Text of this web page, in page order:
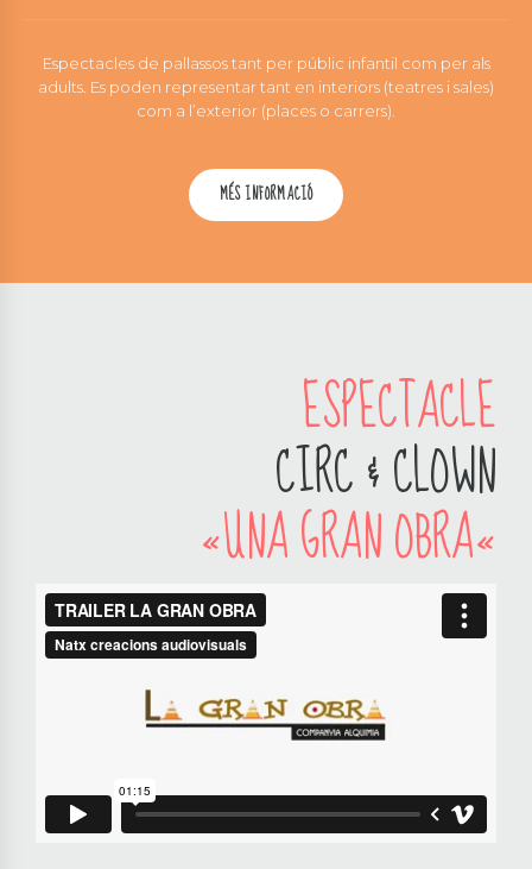
Espectacles de pallassos tant per públic infantil com per als
adults. Es poden representar tant en interiors (teatres i sales)
com a l’exterior (places o carrers).
MÉS INFORMACIÓ
ESPECTACLE
CIRC & CLOWN
«UNA GRAN OBRA«